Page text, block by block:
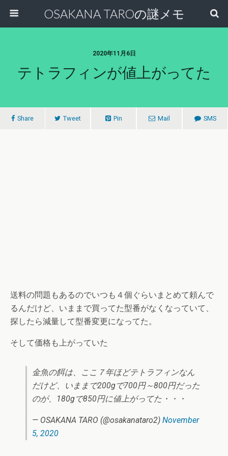
OSAKANA TAROの謎メモ
2020年11月6日
テトラフィンが値上がってた
Share Tweet Pin Mail SMS
送料の問題もあるのでいつも４個ぐらいまとめて頼んで
るんだけど、いままで買ってた型番がなくなっていて、
探したら減量して型番変更になってた。
そして価格も上がっていた
金魚の餌は、ここ７年ほどテトラフィンなん
だけど、いままで200gで700円～800円だった
のが、180gで850円に値上がってた・・・
— OSAKANA TARO (@osakanataro2) November
5, 2020